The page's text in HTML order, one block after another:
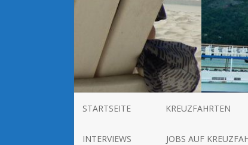
STARTSEITE KREUZFAHRTEN
INTERVIEWS JOBS AUF